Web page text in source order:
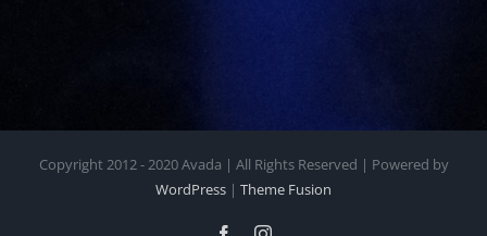
Copyright 2012 - 2020 Avada | All Rights Reserved | Powered by
WordPress | Theme Fusion